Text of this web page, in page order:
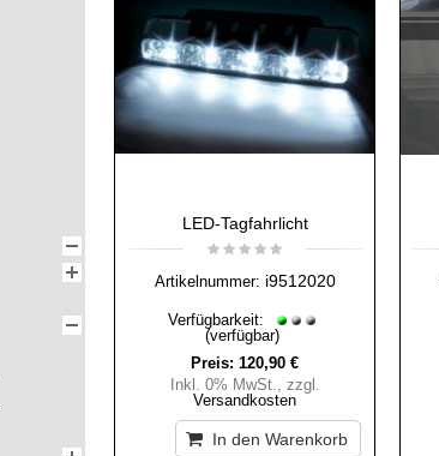
LED-Tagfahrlicht
Artikelnummer: i9512020
Verfügbarkeit:
(verfügbar)
Preis: 120,90 €
Inkl. 0% MwSt., zzgl.
Versandkosten
In den Warenkorb